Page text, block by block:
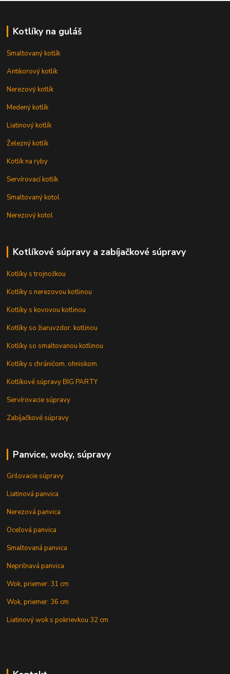
Kotlíky na guláš
Smaltovaný kotlík
Antikorový kotlík
Nerezový kotlík
Medený kotlík
Liatinový kotlík
Železný kotlík
Kotlík na ryby
Servírovací kotlík
Smaltovaný kotol
Nerezový kotol
Kotlíkové súpravy a zabíjačkové súpravy
Kotlíky s trojnožkou
Kotlíky s nerezovou kotlinou
Kotlíky s kovovou kotlinou
Kotlíky so žiaruvzdor. kotlinou
Kotlíky so smaltovanou kotlinou
Kotlíky s chráničom, ohniskom
Kotlíkové súpravy BIG PARTY
Servírovacie súpravy
Zabíjačkové súpravy
Panvice, woky, súpravy
Grilovacie súpravy
Liatinová panvica
Nerezová panvica
Oceľová panvica
Smaltovaná panvica
Nepriľnavá panvica
Wok, priemer: 31 cm
Wok, priemer: 36 cm
Liatinový wok s pokrievkou 32 cm